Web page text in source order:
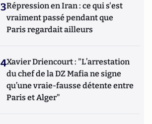
3Répression en Iran : ce qui s'est
vraiment passé pendant que
Paris regardait ailleurs
4Xavier Driencourt : "L’arrestation
du chef de la DZ Mafia ne signe
qu’une vraie-fausse détente entre
Paris et Alger"